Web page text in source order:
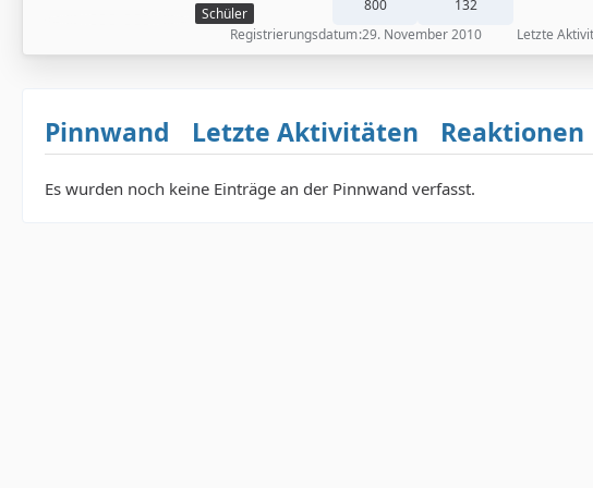
Schüler 800 132
Registrierungsdatum 29. November 2010 Letzte
Pinnwand Letzte Aktivitäten Reaktionen
Es wurden noch keine Einträge an der Pinnwand verfasst.